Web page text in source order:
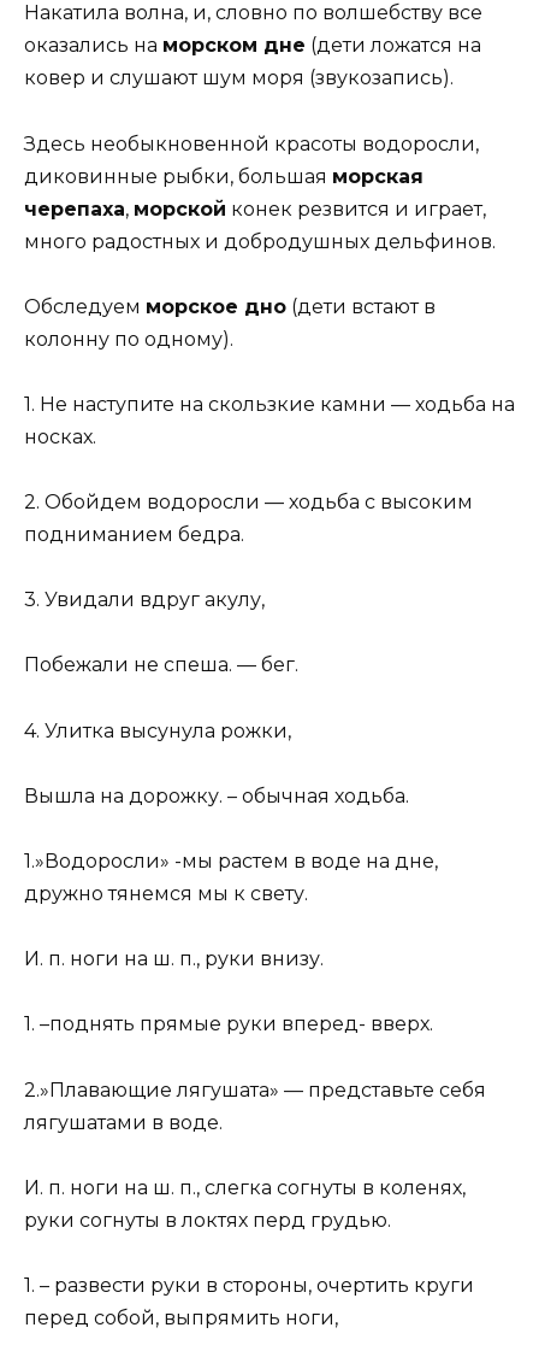
Накатила волна, и, словно по волшебству все
оказались на морском дне (дети ложатся на
ковер и слушают шум моря (звукозапись).
Здесь необыкновенной красоты водоросли,
диковинные рыбки, большая морская
черепаха, морской конек резвится и играет,
много радостных и добродушных дельфинов.
Обследуем морское дно (дети встают в
колонну по одному).
1. Не наступите на скользкие камни — ходьба на
носках.
2. Обойдем водоросли — ходьба с высоким
подниманием бедра.
3. Увидали вдруг акулу,
Побежали не спеша. — бег.
4. Улитка высунула рожки,
Вышла на дорожку. – обычная ходьба.
1.»Водоросли» -мы растем в воде на дне,
дружно тянемся мы к свету.
И. п. ноги на ш. п., руки внизу.
1. –поднять прямые руки вперед- вверх.
2.»Плавающие лягушата» — представьте себя
лягушатами в воде.
И. п. ноги на ш. п., слегка согнуты в коленях,
руки согнуты в локтях перд грудью.
1. – развести руки в стороны, очертить круги
перед собой, выпрямить ноги,